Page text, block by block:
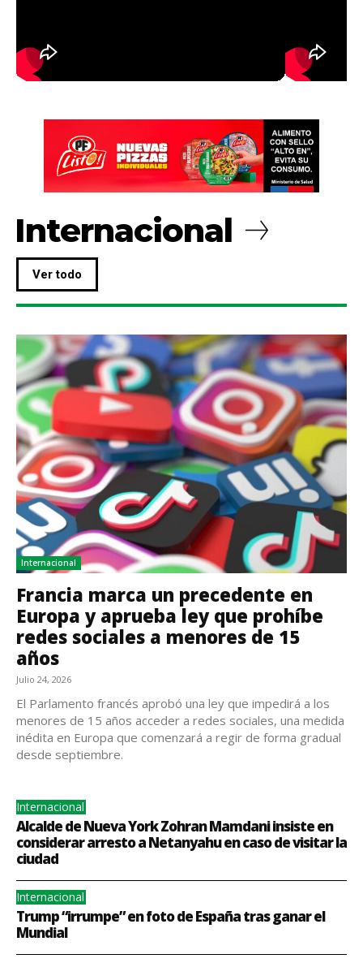
Internacional
Ver todo
Internacional
Francia marca un precedente en
Europa y aprueba ley que prohíbe
redes sociales a menores de 15
años
Julio 24, 2026
El Parlamento francés aprobó una ley que impedirá a los
menores de 15 años acceder a redes sociales, una medida
inédita en Europa que comenzará a regir de forma gradual
desde septiembre.
Internacional
Alcalde de Nueva York Zohran Mamdani insiste en
considerar arresto a Netanyahu en caso de visitar la
ciudad
Internacional
Trump “irrumpe” en foto de España tras ganar el
Mundial